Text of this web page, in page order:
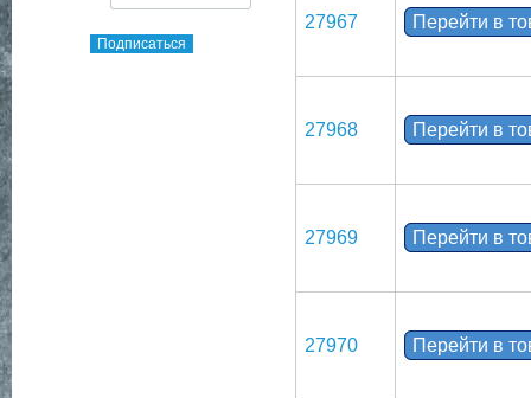
Подписаться
27967 Перейти в
27968 Перейти в
27969 Перейти в
27970 Перейти в